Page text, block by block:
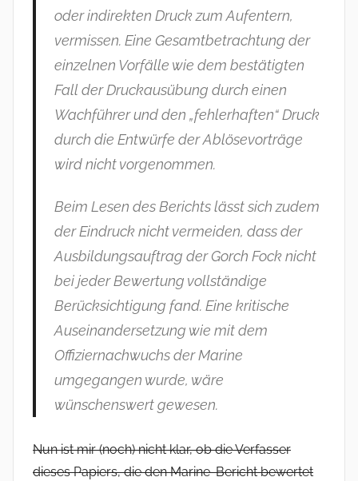
oder indirekten Druck zum Aufentern,
vermissen. Eine Gesamtbetrachtung der
einzelnen Vorfälle wie dem bestätigten
Fall der Druckausübung durch einen
Wachführer und den „fehlerhaften“ Druck
durch die Entwürfe der Ablösevorträge
wird nicht vorgenommen.
Beim Lesen des Berichts lässt sich zudem
der Eindruck nicht vermeiden, dass der
Ausbildungsauftrag der Gorch Fock nicht
bei jeder Bewertung vollständige
Berücksichtigung fand. Eine kritische
Auseinandersetzung wie mit dem
Offiziernachwuchs der Marine
umgegangen wurde, wäre
wünschenswert gewesen.
Nun ist mir (noch) nicht klar, ob die Verfasser
dieses Papiers, die den Marine-Bericht bewertet